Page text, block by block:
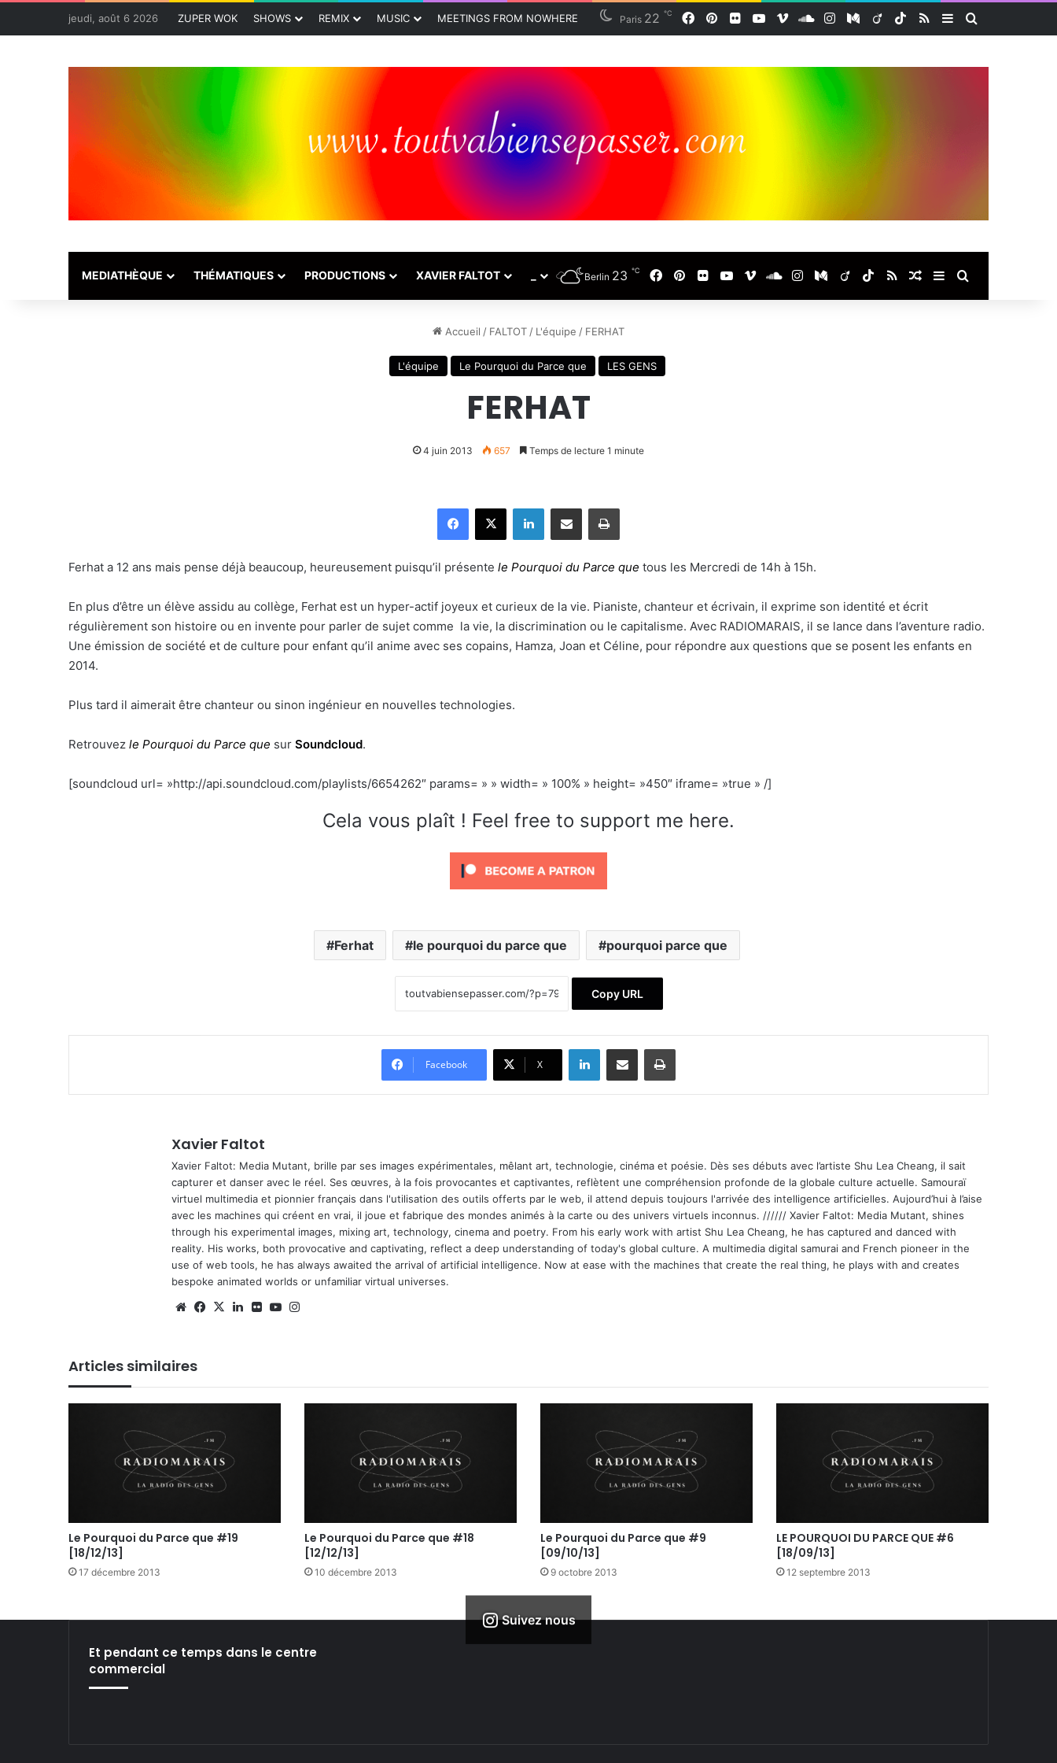
jeudi, août 6 2026 ZUPER WOK SHOWS REMIX MUSIC MEETINGS FROM NOWHERE Paris 22 ℃ Facebook
Pinterest
Flickr YouTube
VimeoSoundCloud
InstagramMedium
ViadeoTikTok
RSS Sidebar (barre
MEDIATHÈQUE THÉMATIQUES PRODUCTIONS XAVIER FALTOT Berlin 23 ℃ Facebook
Pinterest
Flickr YouTube
VimeoSoundCloud
InstagramMedium
ViadeoTikTok
RSS Article Aléatoire
Sidebar (barre
Accueil / FALTOT / L'équipe / FERHAT
L'équipe Le Pourquoi du Parce que LES GENS
FERHAT
4 juin 2013 657 Temps de lecture 1 minute
Ferhat a 12 ans mais pense déjà beaucoup, heureusement puisqu’il présente le Pourquoi du Parce que tous les Mercredi de 14h à 15h.
En plus d’être un élève assidu au collège, Ferhat est un hyper-actif joyeux et curieux de la vie. Pianiste, chanteur et écrivain, il exprime son identité et écrit
régulièrement son histoire ou en invente pour parler de sujet comme la vie, la discrimination ou le capitalisme. Avec RADIOMARAIS, il se lance dans l’aventure radio.
Une émission de société et de culture pour enfant qu’il anime avec ses copains, Hamza, Joan et Céline, pour répondre aux questions que se posent les enfants en
2014.
Plus tard il aimerait être chanteur ou sinon ingénieur en nouvelles technologies.
Retrouvez le Pourquoi du Parce que sur Soundcloud.
[soundcloud url= »http://api.soundcloud.com/playlists/6654262″ params= » » width= » 100% » height= »450″ iframe= »true » /]
Cela vous plaît ! Feel free to support me here.
Ferhat le pourquoi du parce que pourquoi parce que
Copy URL
Facebook X
Xavier Faltot
Xavier Faltot: Media Mutant, brille par ses images expérimentales, mêlant art, technologie, cinéma et poésie. Dès ses débuts avec l’artiste Shu Lea Cheang, il sait
capturer et danser avec le réel. Ses œuvres, à la fois provocantes et captivantes, reflètent une compréhension profonde de la globale culture actuelle. Samouraï
virtuel multimedia et pionnier français dans l'utilisation des outils offerts par le web, il attend depuis toujours l'arrivée des intelligence artificielles. Aujourd’hui à l’aise
avec les machines qui créent en vrai, il joue et fabrique des mondes animés à la carte ou des univers virtuels inconnus. ////// Xavier Faltot: Media Mutant, shines
through his experimental images, mixing art, technology, cinema and poetry. From his early work with artist Shu Lea Cheang, he has captured and danced with
reality. His works, both provocative and captivating, reflect a deep understanding of today's global culture. A multimedia digital samurai and French pioneer in the
use of web tools, he has always awaited the arrival of artificial intelligence. Now at ease with the machines that create the real thing, he plays with and creates
bespoke animated worlds or unfamiliar virtual universes.
We Fa
X
Lin Fli Yo
Articles similaires
Le Pourquoi du Parce que #19
[18/12/13]
17 décembre 2013
Le Pourquoi du Parce que #18
[12/12/13]
10 décembre 2013
Le Pourquoi du Parce que #9
[09/10/13]
9 octobre 2013
LE POURQUOI DU PARCE QUE #6
[18/09/13]
12 septembre 2013
Suivez nous
Et pendant ce temps dans le centre
commercial